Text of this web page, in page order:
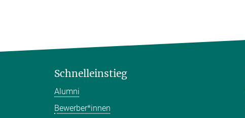
Schnelleinstieg
Alumni
Bewerber*innen